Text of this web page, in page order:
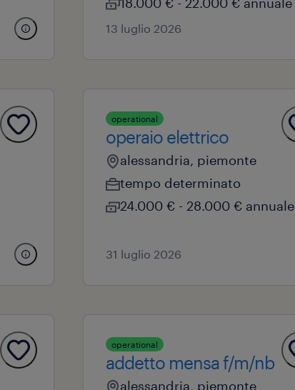
13 luglio 2026
operational
operaio elettrico
alessandria, piemonte
tempo determinato
24.000 € - 28.000 € annuale
31 luglio 2026
operational
addetto mensa f/m/nb
alessandria, piemonte